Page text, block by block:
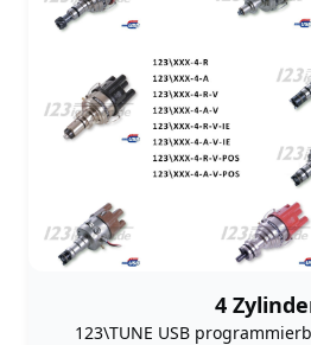
4
123\TUNE USB